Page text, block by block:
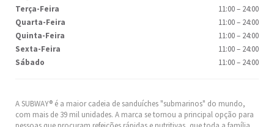
A SUBWAY® é a maior cadeia de sanduíches "submarinos" do mundo,
com mais de 39 mil unidades. A marca se tornou a principal opção para
Terça-Feira
11:00– 24:00
Quarta-Feira
11:00– 24:00
Quinta-Feira
11:00– 24:00
Sexta-Feira
11:00– 24:00
Sábado
11:00– 24:00